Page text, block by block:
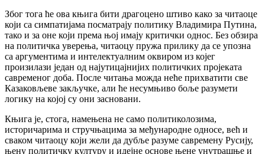
Због тога ће ова књига бити драгоцено штиво како за читаоце
који са симпатијама посматрају политику Владимира Путина,
тако и за оне који према њој имају критички однос. Без обзира
на политичка уверења, читаоцу пружа прилику да се упозна
са аргументима и интелектуалним оквиром из којег
произилази један од најутицајнијих политичких пројеката
савременог доба. После читања можда неће прихватити све
Казаковљеве закључке, али ће несумњиво боље разумети
логику на којој су они засновани.
Књига је, стога, намењена не само политиколозима,
историчарима и стручњацима за међународне односе, већ и
сваком читаоцу који жели да дубље разуме савремену Русију,
њену политичку културу и идејне основе њене унутрашње и